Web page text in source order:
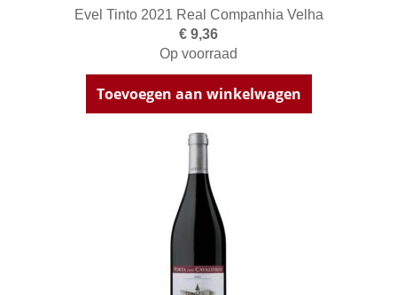
Evel Tinto 2021 Real Companhia Velha
€ 9,36
Op voorraad
Toevoegen aan winkelwagen